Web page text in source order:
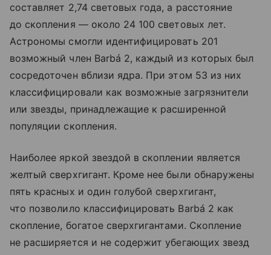
составляет 2,74 световых года, а расстояние
до скопления — около 24 100 световых лет.
Астрономы смогли идентифицировать 201
возможный член Barbá 2, каждый из которых был
сосредоточен вблизи ядра. При этом 53 из них
классифицировали как возможные загрязнители
или звезды, принадлежащие к расширенной
популяции скопления.
Наиболее яркой звездой в скоплении является
желтый сверхгигант. Кроме нее были обнаружены
пять красных и один голубой сверхгигант,
что позволило классифицировать Barbá 2 как
скопление, богатое сверхгигантами. Скопление
не расширяется и не содержит убегающих звезд